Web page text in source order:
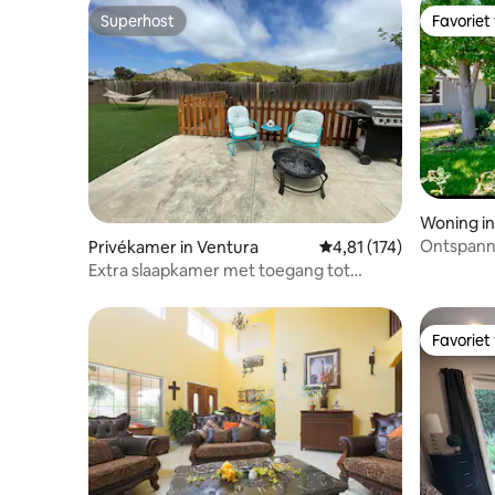
Superhost
Superhost
Privékamer in Ventura Gemiddelde
4,81 (174)
Extra slaapkamer met toegang tot
Woning